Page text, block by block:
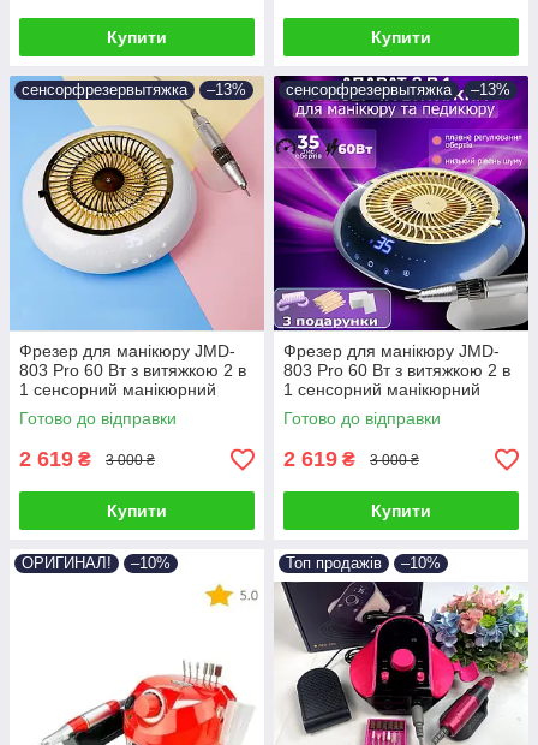
Купити Купити
сенсорфрезервытяжка –13%
Фрезер для манікюру JMD-
803 Pro 60 Вт з витяжкою 2 в
1 сенсорний манікюрний
апарат для зняття гель лаку з
фрезами
Готово до відправки
2 619 ₴ 3 000 ₴
Купити
сенсорфрезервытяжка –13%
Фрезер для манікюру JMD-
803 Pro 60 Вт з витяжкою 2 в
1 сенсорний манікюрний
апарат для зняття гель лаку з
фрезами
Готово до відправки
2 619 ₴ 3 000 ₴
Купити
ОРИГИНАЛ! –10% Топ продажів –10%